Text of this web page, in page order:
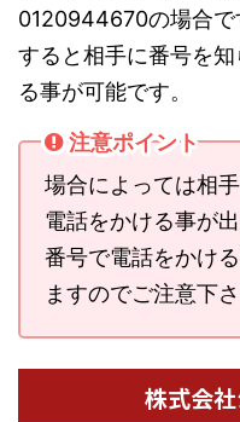
0120944670の場合で
すると相手に番号を
る事が可能です。
注意ポイント
場合によっては相
電話をかける事が
番号で電話をかけ
ますのでご注意下さ
株式会